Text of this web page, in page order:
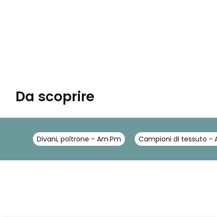
Da scoprire
Divani, poltrone - Am.Pm Campioni di tessuto -